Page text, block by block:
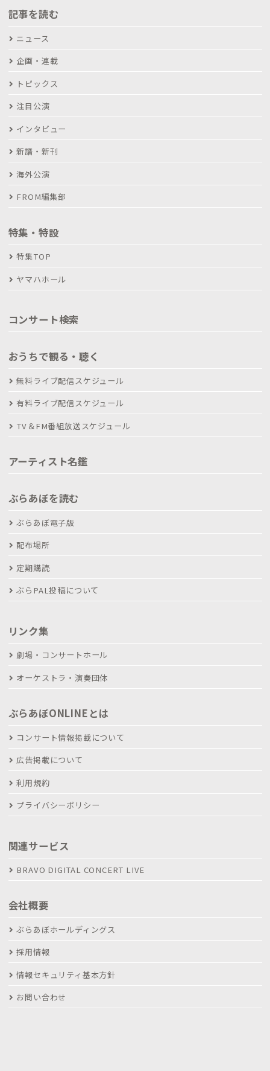
記事を読む
ニュース
企画・連載
トピックス
注目公演
インタビュー
新譜・新刊
海外公演
FROM編集部
特集・特設
特集TOP
ヤマハホール
コンサート検索
おうちで観る・聴く
無料ライブ配信スケジュール
有料ライブ配信スケジュール
TV＆FM番組放送スケジュール
アーティスト名鑑
ぶらあぼを読む
ぶらあぼ電子版
配布場所
定期購読
ぶらPAL投稿について
リンク集
劇場・コンサートホール
オーケストラ・演奏団体
ぶらあぼONLINEとは
コンサート情報掲載について
広告掲載について
利用規約
プライバシーポリシー
関連サービス
BRAVO DIGITAL CONCERT LIVE
会社概要
ぶらあぼホールディングス
採用情報
情報セキュリティ基本方針
お問い合わせ